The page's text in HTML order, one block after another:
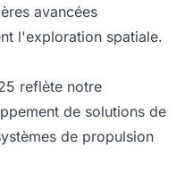
avancées
l'exploration spatiale.
reflète notre
de solutions de
de propulsion